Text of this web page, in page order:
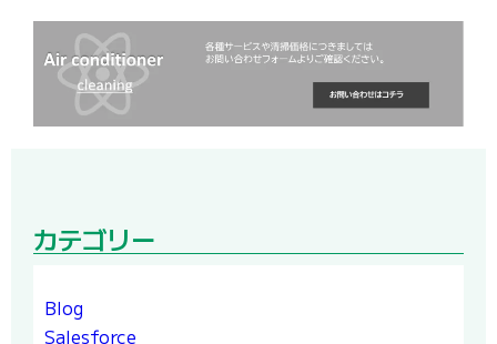
カテゴリー
Blog
Salesforce